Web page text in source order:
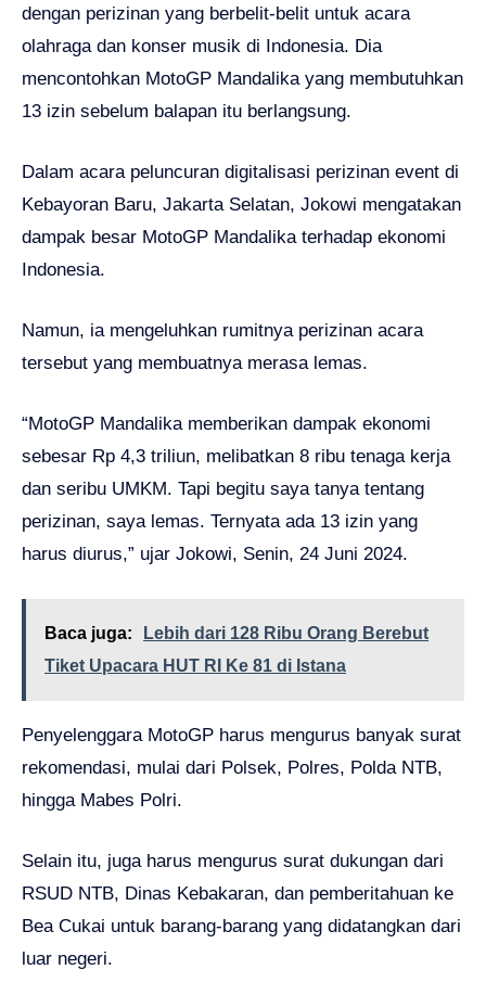
dengan perizinan yang berbelit-belit untuk acara
olahraga dan konser musik di Indonesia. Dia
mencontohkan MotoGP Mandalika yang membutuhkan
13 izin sebelum balapan itu berlangsung.
Dalam acara peluncuran digitalisasi perizinan event di
Kebayoran Baru, Jakarta Selatan, Jokowi mengatakan
dampak besar MotoGP Mandalika terhadap ekonomi
Indonesia.
Namun, ia mengeluhkan rumitnya perizinan acara
tersebut yang membuatnya merasa lemas.
“MotoGP Mandalika memberikan dampak ekonomi
sebesar Rp 4,3 triliun, melibatkan 8 ribu tenaga kerja
dan seribu UMKM. Tapi begitu saya tanya tentang
perizinan, saya lemas. Ternyata ada 13 izin yang
harus diurus,” ujar Jokowi, Senin, 24 Juni 2024.
Baca juga:
Lebih dari 128 Ribu Orang Berebut
Tiket Upacara HUT RI Ke 81 di Istana
Penyelenggara MotoGP harus mengurus banyak surat
rekomendasi, mulai dari Polsek, Polres, Polda NTB,
hingga Mabes Polri.
Selain itu, juga harus mengurus surat dukungan dari
RSUD NTB, Dinas Kebakaran, dan pemberitahuan ke
Bea Cukai untuk barang-barang yang didatangkan dari
luar negeri.